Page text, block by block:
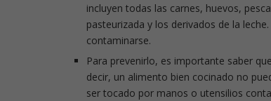
incluyen todas las carnes, huevos,
pasteurizada y los derivados de la
contaminarse.
Para prevenirlo, es importante saber que
decir, un alimento bien cocinado no
ser tocado por manos o utensilios